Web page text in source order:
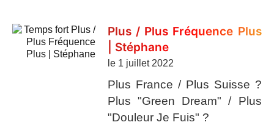
Plus / Plus Fréquence Plus
| Stéphane
le 1 juillet 2022
Plus France / Plus Suisse ?
Plus "Green Dream" / Plus
"Douleur Je Fuis" ?